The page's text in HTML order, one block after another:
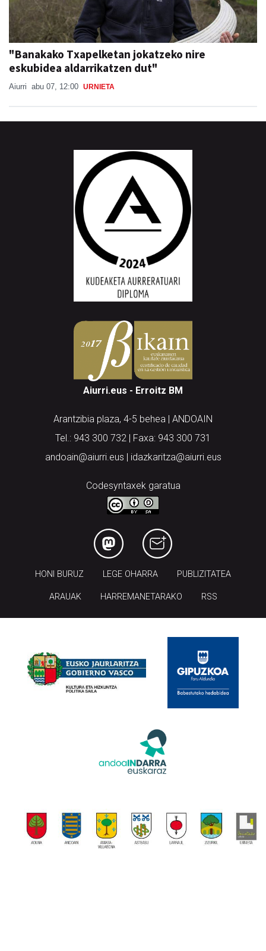
"Banakako Txapelketan jokatzeko nire
eskubidea aldarrikatzen dut"
Aiurri abu 07, 12:00 URNIETA
Aiurri.eus - Erroitz BM
Arantzibia plaza, 4-5 behea | ANDOAIN
Tel.: 943 300 732 | Faxa: 943 300 731
andoain@aiurri.eus | idazkaritza@aiurri.eus
Codesyntaxek garatua
HONI BURUZ LEGE OHARRA PUBLIZITATEA
ARAUAK HARREMANETARAKO RSS